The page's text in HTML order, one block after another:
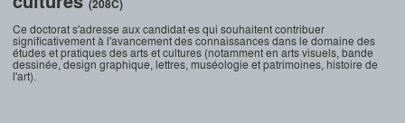
(208C)
Ce doctorat s'adresse aux candidat·es qui souhaitent contribuer
significativement à l'avancement des connaissances dans le domaine des
études et pratiques des arts et cultures (notamment en arts visuels, bande
dessinée, design graphique, lettres, muséologie et patrimoines, histoire de
l'art).